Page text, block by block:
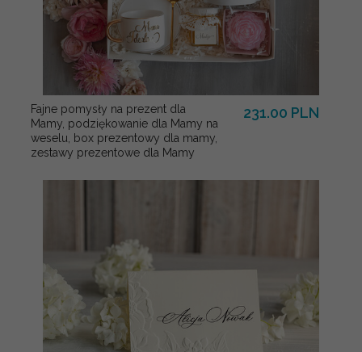
Fajne pomysły na prezent dla
Mamy, podziękowanie dla Mamy na
weselu, box prezentowy dla mamy,
zestawy prezentowe dla Mamy
231.00 PLN